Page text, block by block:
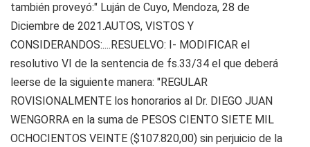
también proveyó:" Luján de Cuyo, Mendoza, 28 de
Diciembre de 2021.AUTOS, VISTOS Y
CONSIDERANDOS:....RESUELVO: I- MODIFICAR el
resolutivo VI de la sentencia de fs.33/34 el que deberá
leerse de la siguiente manera: "REGULAR
ROVISIONALMENTE los honorarios al Dr. DIEGO JUAN
WENGORRA en la suma de PESOS CIENTO SIETE MIL
OCHOCIENTOS VEINTE ($107.820,00) sin perjuicio de la